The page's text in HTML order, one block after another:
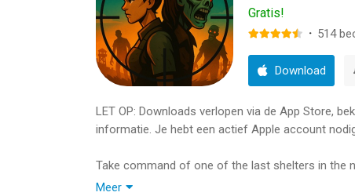
Gratis!
· 514
Download
LET OP: Downloads verlopen via de App Store,
informatie. Je hebt een actief Apple account
Take command of one of the last shelters in the
people, and assign duties ­­- there’s always a job
Meer